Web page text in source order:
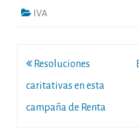
IVA
Navegación
de
entradas
Resoluciones
caritativas en esta
campaña de Renta